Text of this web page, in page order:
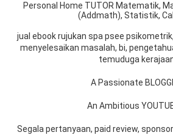
Personal Home TUTOR Matematik,
(Addmath), Statistik,
jual ebook rujukan spa psee
menyelesaikan masalah, bi,
temuduga
A Passionate
An Ambitious
Segala pertanyaan, paid review,